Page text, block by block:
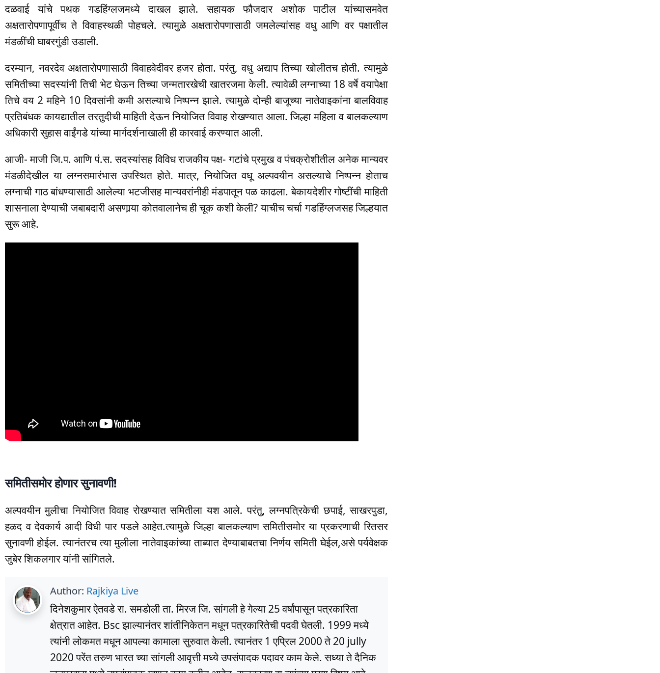
दळवाई यांचे पथक गडहिंग्लजमध्ये दाखल झाले. सहायक फौजदार अशोक पाटील यांच्यासमवेत
अक्षतारोपणापूर्वीच ते विवाहस्थळी पोहचले. त्यामुळे अक्षतारोपणासाठी जमलेल्यांसह वधु आणि वर पक्षातील
मंडळींची घाबरगुंडी उडाली.
दरम्यान, नवरदेव अक्षतारोपणासाठी विवाहवेदीवर हजर होता. परंतु, वधु अद्याप तिच्या खोलीतच होती. त्यामुळे
समितीच्या सदस्यांनी तिची भेट घेऊन तिच्या जन्मतारखेची खातरजमा केली. त्यावेळी लग्नाच्या 18 वर्षे वयापेक्षा
तिचे वय 2 महिने 10 दिवसांनी कमी असल्याचे निष्पन्न झाले. त्यामुळे दोन्ही बाजूच्या नातेवाइकांना बालविवाह
प्रतिबंधक कायद्यातील तरतुदीची माहिती देऊन नियोजित विवाह रोखण्यात आला. जिल्हा महिला व बालकल्याण
अधिकारी सुहास वाईंगडे यांच्या मार्गदर्शनाखाली ही कारवाई करण्यात आली.
आजी- माजी जि.प. आणि पं.स. सदस्यांसह विविध राजकीय पक्ष- गटांचे प्रमुख व पंचक्रोशीतील अनेक मान्यवर
मंडळीदेखील या लग्नसमारंभास उपस्थित होते. मात्र, नियोजित वधू अल्पवयीन असल्याचे निष्पन्न होताच
लग्नाची गाठ बांधण्यासाठी आलेल्या भटजीसह मान्यवरांनीही मंडपातून पळ काढला. बेकायदेशीर गोष्टींची माहिती
शासनाला देण्याची जबाबदारी असणार्‍या कोतवालानेच ही चूक कशी केली? याचीच चर्चा गडहिंग्लजसह जिल्हयात
सुरू आहे.
समितीसमोर होणार सुनावणी!
अल्पवयीन मुलीचा नियोजित विवाह रोखण्यात समितीला यश आले. परंतु, लग्नपत्रिकेची छपाई, साखरपुडा,
हळद व देवकार्य आदी विधी पार पडले आहेत.त्यामुळे जिल्हा बालकल्याण समितीसमोर या प्रकरणाची रितसर
सुनावणी होईल. त्यानंतरच त्या मुलीला नातेवाइकांच्या ताब्यात देण्याबाबतचा निर्णय समिती घेईल,असे पर्यवेक्षक
जुबेर शिकलगार यांनी सांगितले.
Author: Rajkiya Live
दिनेशकुमार ऐतवडे रा. समडोली ता. मिरज जि. सांगली हे गेल्या 25 वर्षांपासून पत्रकारिता
क्षेत्रात आहेत. Bsc झाल्यानंतर शांतीनिकेतन मधून पत्रकारितेची पदवी घेतली. 1999 मध्ये
त्यांनी लोकमत मधून आपल्या कामाला सुरुवात केली. त्यानंतर 1 एप्रिल 2000 ते 20 jully
2020 परेंत तरुण भारत च्या सांगली आवृत्ती मध्ये उपसंपादक पदावर काम केले. सध्या ते दैनिक